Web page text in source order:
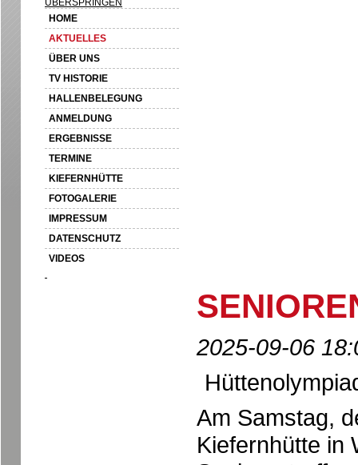
ÜBERSPRINGEN
HOME
AKTUELLES
ÜBER UNS
TV HISTORIE
HALLENBELEGUNG
ANMELDUNG
ERGEBNISSE
TERMINE
KIEFERNHÜTTE
FOTOGALERIE
IMPRESSUM
DATENSCHUTZ
VIDEOS
2025-09-06
Am Samstag,
Kiefernhütte in